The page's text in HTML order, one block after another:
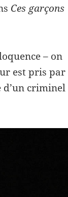
Ces garçons
– on
est pris par
d’un criminel